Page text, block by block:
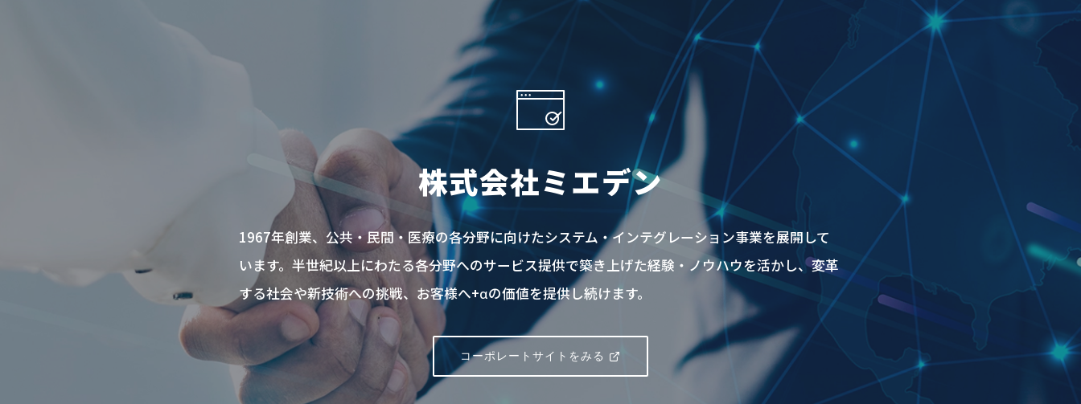
株式会社ミエデン
1967年創業、公共・民間・医療の各分野に向けたシステム・インテグレーション事業を展開して
います。半世紀以上にわたる各分野へのサービス提供で築き上げた経験・ノウハウを活かし、変革
する社会や新技術への挑戦、お客様へ+αの価値を提供し続けます。
コーポレートサイトをみる